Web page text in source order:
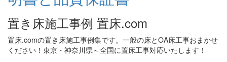
置き床施工事例 置床.com
置床.comの置き床施工事例集です。一般の床とOA床工事おまかせ
ください！東京・神奈川県～全国に置床工事対応いたします！